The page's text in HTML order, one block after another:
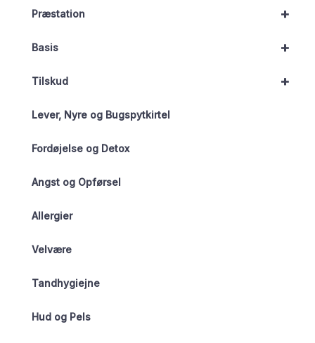
+
Præstation
+
Basis
+
Tilskud
Lever, Nyre og Bugspytkirtel
Fordøjelse og Detox
Angst og Opførsel
Allergier
Velvære
Tandhygiejne
Hud og Pels